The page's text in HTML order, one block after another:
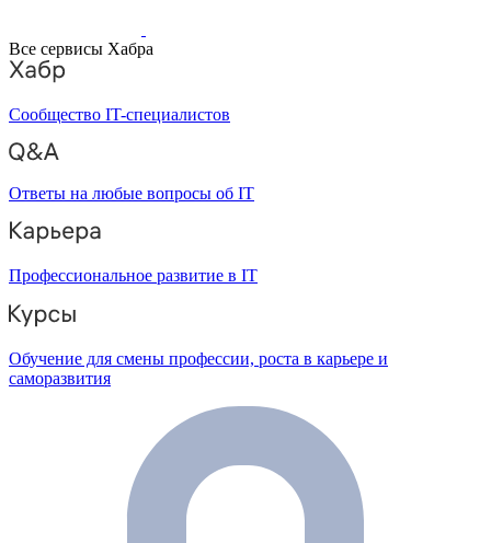
Все сервисы Хабра
Сообщество IT-специалистов
Ответы на любые вопросы об IT
Профессиональное развитие в IT
Обучение для смены профессии, роста в карьере и
саморазвития